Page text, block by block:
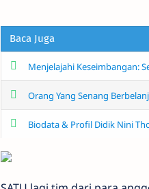
Baca Juga
Menjelajahi Keseimbangan:
Orang Yang Senang
Biodata & Profil Didik Nini